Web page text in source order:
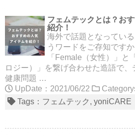
フェムテックとは？お
紹介！
海外で話題となってい
うワードをご存知です
「Female（女性）」と
ロジー）」を繋げ合わせた造語で
健康問題 …
UpDate：2021/06/22
Tags： フェムテック yoniCARE